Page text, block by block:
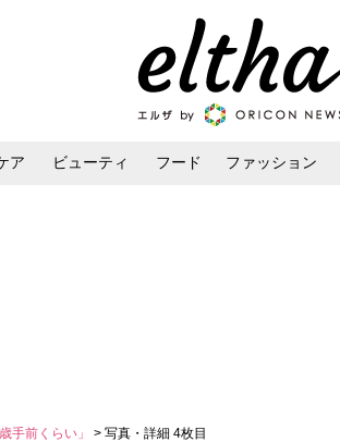
ア ビューティ フード ファッション
手前くらい」 > 写真・詳細 4枚目